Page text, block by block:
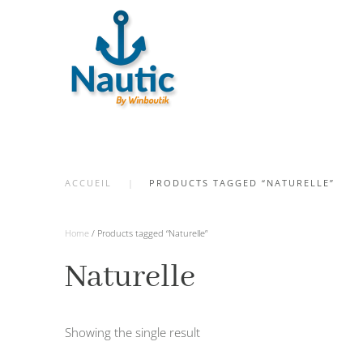
content
ACCUEIL PRODUCTS TAGGED “NATURELLE”
Home / Products tagged “Naturelle”
Naturelle
Showing the single result